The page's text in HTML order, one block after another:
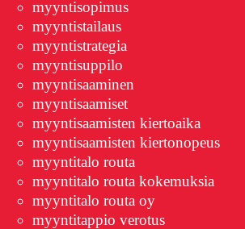
myyntisopimus
myyntistailaus
myyntistrategia
myyntisuppilo
myyntisaaminen
myyntisaamiset
myyntisaamisten kiertoaika
myyntisaamisten kiertonopeus
myyntitalo routa
myyntitalo routa kokemuksia
myyntitalo routa oy
myyntitappio verotus